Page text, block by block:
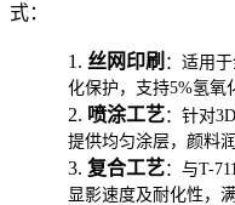
式：
1. 丝网印刷 ：适用
化保护，支持5%氢氧
2. 喷涂工艺：针对
提供均匀涂层，颜料
3. 复合工艺：与T-
显影速度及耐化性，